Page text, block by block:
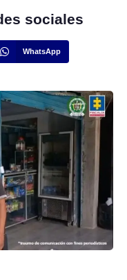
sociales
WhatsApp